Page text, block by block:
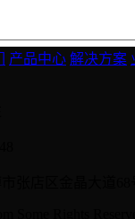
产品中心 解决方案